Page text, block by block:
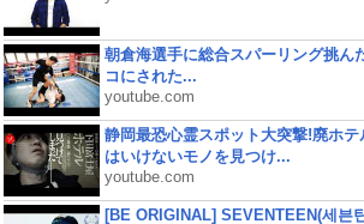
朝倉海選手に総合スパーリング挑ん
コにされた...
youtube.com
静岡最恐心霊スポット大突撃!廃ホテ
はいけないモノを見つけ...
youtube.com
[BE ORIGINAL] SEVENTEEN(세븐